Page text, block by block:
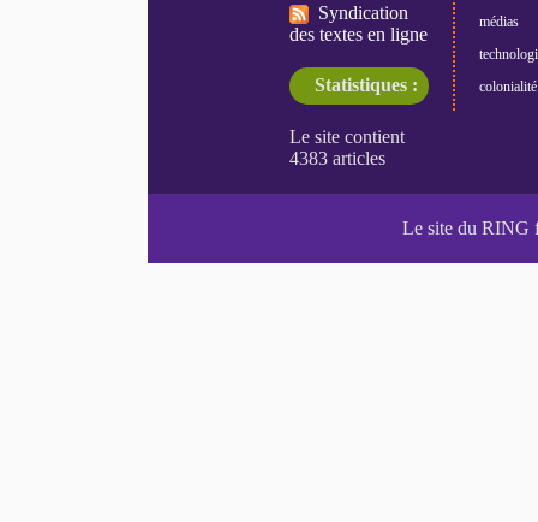
Syndication
des textes en ligne
Statistiques :
médias
colonialité
Le site du RING